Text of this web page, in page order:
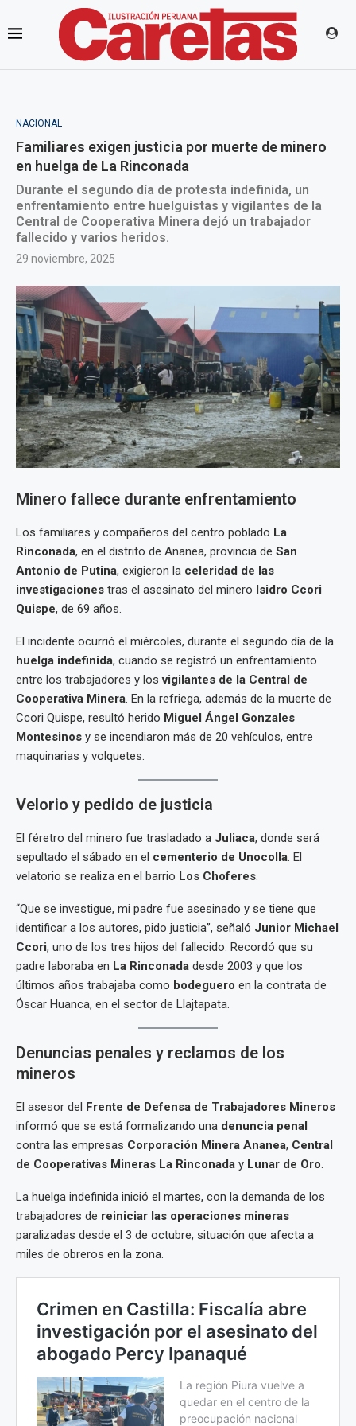
NACIONAL
Familiares exigen justicia por muerte de minero
en huelga de La Rinconada
Durante el segundo día de protesta indefinida, un
enfrentamiento entre huelguistas y vigilantes de la
Central de Cooperativa Minera dejó un trabajador
fallecido y varios heridos.
29 noviembre, 2025
Minero fallece durante enfrentamiento
Los familiares y compañeros del centro poblado La
Rinconada, en el distrito de Ananea, provincia de San
Antonio de Putina, exigieron la celeridad de las
investigaciones tras el asesinato del minero Isidro Ccori
Quispe, de 69 años.
El incidente ocurrió el miércoles, durante el segundo día de la
huelga indefinida, cuando se registró un enfrentamiento
entre los trabajadores y losvigilantes de la Central de
Cooperativa Minera. En la refriega, además de la muerte de
Ccori Quispe, resultó herido Miguel Ángel Gonzales
Montesinos y se incendiaron más de 20 vehículos, entre
maquinarias y volquetes.
Velorio y pedido de justicia
El féretro del minero fue trasladado a Juliaca, donde será
sepultado el sábado en el cementerio de Unocolla. El
velatorio se realiza en el barrio Los Choferes.
“Que se investigue, mi padre fue asesinado y se tiene que
identificar a los autores, pido justicia”, señaló Junior Michael
Ccori, uno de los tres hijos del fallecido. Recordó que su
padre laboraba en La Rinconada desde 2003 y que los
últimos años trabajaba como bodeguero en la contrata de
Óscar Huanca, en el sector de Llajtapata.
Denuncias penales y reclamos de los
mineros
El asesor del
Frente de Defensa de Trabajadores Mineros
informó que se está formalizando una denuncia penal
contra las empresas Corporación Minera Ananea, Central
de Cooperativas Mineras La Rinconada y Lunar de Oro.
La huelga indefinida inició el martes, con la demanda de los
trabajadores de reiniciar las operaciones mineras
paralizadas desde el 3 de octubre, situación que afecta a
miles de obreros en la zona.